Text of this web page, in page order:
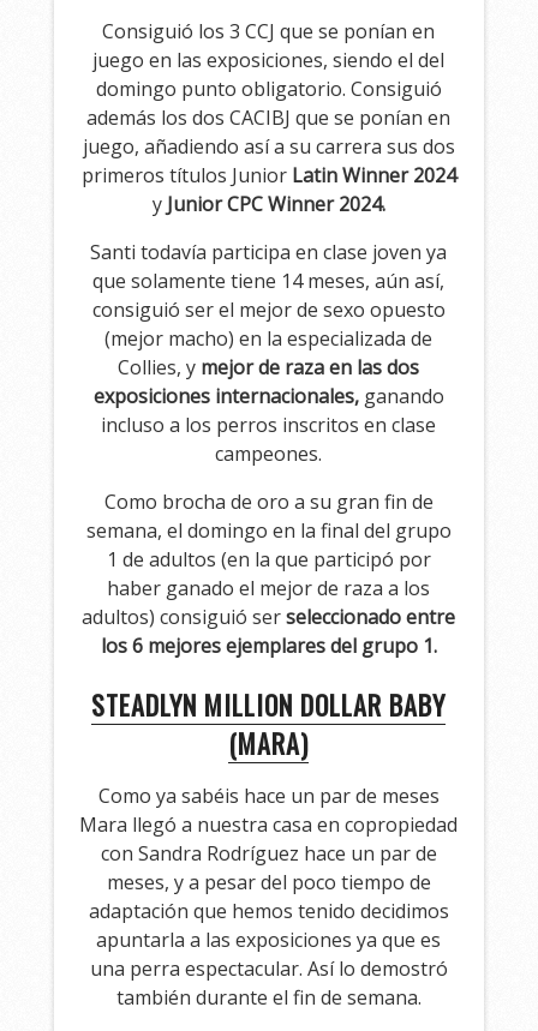
Consiguió los 3 CCJ que se ponían en
juego en las exposiciones, siendo el del
domingo punto obligatorio. Consiguió
además los dos CACIBJ que se ponían en
juego, añadiendo así a su carrera sus dos
primeros títulos Junior Latin Winner 2024
y Junior CPC Winner 2024.
Santi todavía participa en clase joven ya
que solamente tiene 14 meses, aún así,
consiguió ser el mejor de sexo opuesto
(mejor macho) en la especializada de
Collies, y mejor de raza en las dos
exposiciones internacionales, ganando
incluso a los perros inscritos en clase
campeones.
Como brocha de oro a su gran fin de
semana, el domingo en la final del grupo
1 de adultos (en la que participó por
haber ganado el mejor de raza a los
adultos) consiguió serseleccionado entre
los 6 mejores ejemplares del grupo 1.
STEADLYN MILLION DOLLAR BABY
(MARA)
Como ya sabéis hace un par de meses
Mara llegó a nuestra casa en copropiedad
con Sandra Rodríguez hace un par de
meses, y a pesar del poco tiempo de
adaptación que hemos tenido decidimos
apuntarla a las exposiciones ya que es
una perra espectacular. Así lo demostró
también durante el fin de semana.